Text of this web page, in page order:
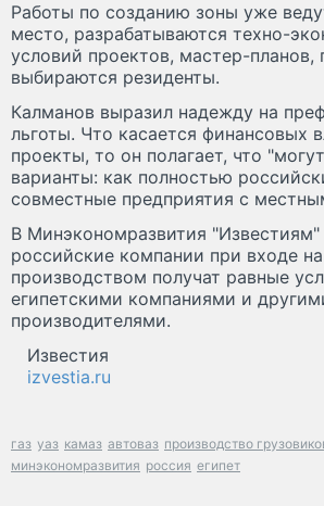
Работы по созданию зоны уже
место, разрабатываются техно-
условий проектов, мастер-планов,
выбираются резиденты.
Калманов выразил надежду на
льготы. Что касается финансовых
проекты, то он полагает, что
варианты: как полностью
совместные предприятия с
В Минэкономразвития
российские компании при входе
производством получат равные
египетскими компаниями и
производителями.
Известия
izvestia.ru
газ уаз камаз автоваз производство
минэкономразвития россия египет